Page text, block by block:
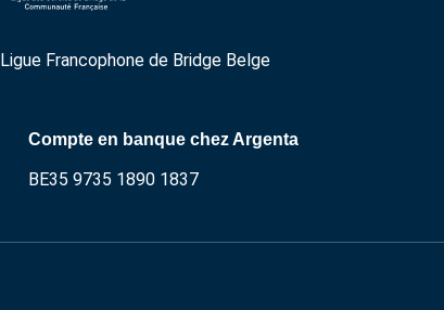
Ligue Francophone de Bridge Belge
Compte en banque chez Argenta
BE35 9735 1890 1837